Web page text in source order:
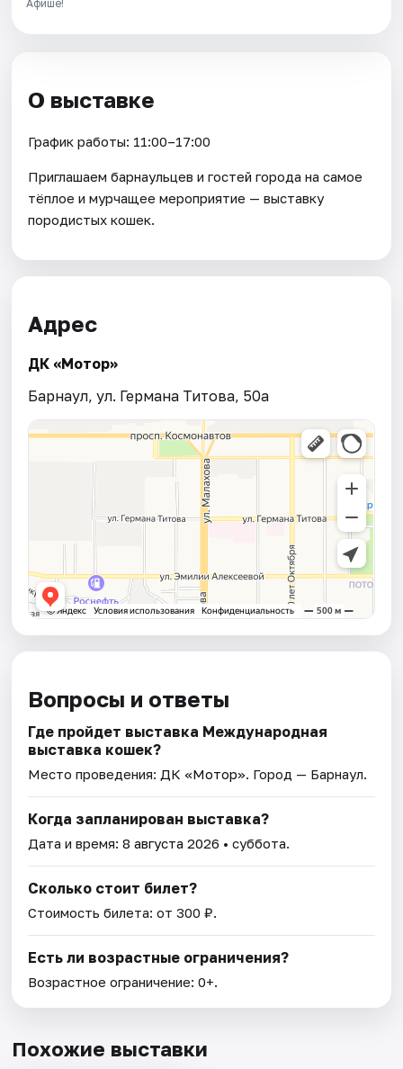
Афише!
О выставке
График работы: 11:00–17:00
Приглашаем барнаульцев и гостей города на самое
тёплое и мурчащее мероприятие — выставку
породистых кошек.
Адрес
ДК «Мотор»
Барнаул, ул. Германа Титова, 50а
Вопросы и ответы
Где пройдет выставка Международная
выставка кошек?
Место проведения: ДК «Мотор» . Город — Барнаул.
Когда запланирован выставка?
Дата и время:8 августа 2026 • суббота.
Сколько стоит билет?
Стоимость билета: от 300 ₽.
Есть ли возрастные ограничения?
Возрастное ограничение: 0+.
Похожие выставки